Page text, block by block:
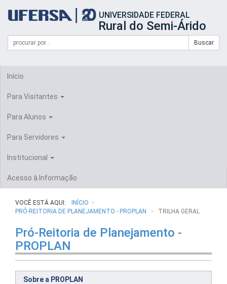
portal
UFERSA
UNIVERSIDADE FEDERAL
Rural do Semi-Árido
Formulário
Busca
Campo
de
Buscar
Início
Para Visitantes
Para Alunos
Para Servidores
Institucional
Acesso à Informação
VOCÊ ESTÁ AQUI:
INÍCIO
PRÓ-REITORIA DE PLANEJAMENTO - PROPLAN
TRILHA GERAL
Pró-Reitoria de Planejamento -
PROPLAN
Sobre a PROPLAN